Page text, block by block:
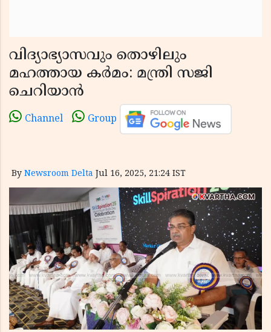
വിദ്യാഭ്യാസവും തൊഴിലും
മഹത്തായ കർമം: മന്ത്രി സജി
ചെറിയാൻ
Channel Group
By Newsroom Delta Jul 16, 2025, 21:24 IST